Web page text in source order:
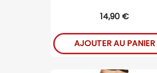
14,90 €
AJOUTER AU PANIER